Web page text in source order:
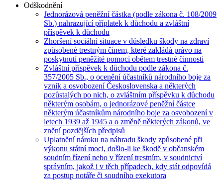
Odškodnění
Jednorázová peněžní částka (podle zákona č. 108/2009
Sb.) nahrazující příplatek k důchodu a zvláštní
příspěvek k důchodu
Zhoršení sociální situace v důsledku škody na zdraví
způsobené trestným činem, které zakládá právo na
poskytnutí peněžité pomoci obětem trestné činnosti
Zvláštní příspěvek k důchodu podle zákona č.
357/2005 Sb., o ocenění účastníků národního boje za
vznik a osvobození Československa a některých
pozůstalých po nich, o zvláštním příspěvku k důchodu
některým osobám, o jednorázové peněžní částce
některým účastníkům národního boje za osvobození v
letech 1939 až 1945 a o změně některých zákonů, ve
znění pozdějších předpisů
Uplatnění nároku na náhradu škody způsobené při
výkonu státní moci, došlo-li ke škodě v občanském
soudním řízení nebo v řízení trestním, v soudnictví
správním, jakož i v těch případech, kdy stát odpovídá
za postup notáře či soudního exekutora